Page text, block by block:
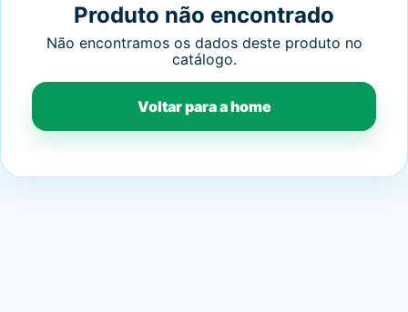
Produto não encontrado
Não encontramos os dados deste produto no
catálogo.
Voltar para a home